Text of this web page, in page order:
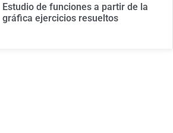
Estudio de funciones a partir de la
gráfica ejercicios resueltos